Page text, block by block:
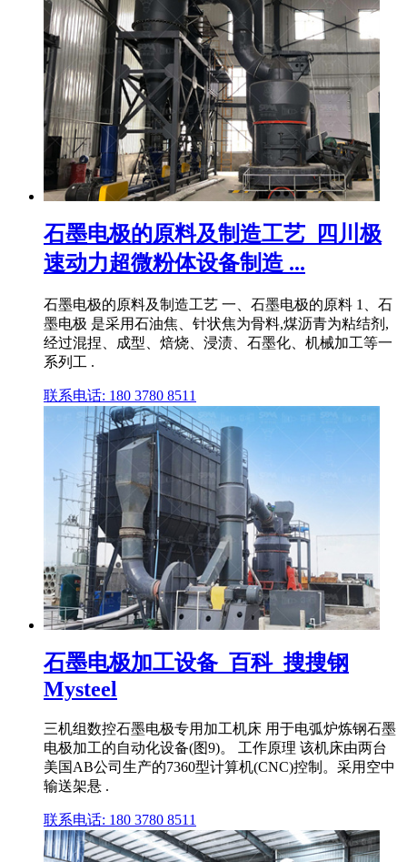
石墨电极的原料及制造工艺_四川极
速动力超微粉体设备制造 ...
石墨电极的原料及制造工艺 一、石墨电极的原料 1、石
墨电极 是采用石油焦、针状焦为骨料,煤沥青为粘结剂,
经过混捏、成型、焙烧、浸渍、石墨化、机械加工等一
系列工 .
联系电话: 180 3780 8511
石墨电极加工设备_百科_搜搜钢
Mysteel
三机组数控石墨电极专用加工机床 用于电弧炉炼钢石墨
电极加工的自动化设备(图9)。 工作原理 该机床由两台
美国AB公司生产的7360型计算机(CNC)控制。采用空中
输送架悬 .
联系电话: 180 3780 8511